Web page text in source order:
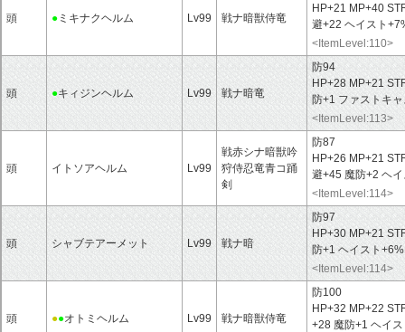
頭 ● ミキナクヘルム Lv99 戦ナ暗獣侍竜
HP+21 MP+40
避+22 ヘイスト
<ItemLevel:110>
頭 ●キィジンヘルム Lv99 戦ナ暗竜
防94
HP+28 MP+21
防+1 ファストキ
<ItemLevel:113>
頭 イトソアヘルム Lv99
戦赤シナ暗獣吟
狩侍忍竜青コ踊
剣
防87
HP+26 MP+21
避+45 魔防+2 ヘ
<ItemLevel:114>
頭 シャブテアーメット Lv99 戦ナ暗
防97
HP+30 MP+21
防+1 ヘイスト
<ItemLevel:114>
頭 ●●オトミヘルム Lv99 戦ナ暗獣侍竜
防100
HP+32 MP+22
+28 魔防+1 ヘイ